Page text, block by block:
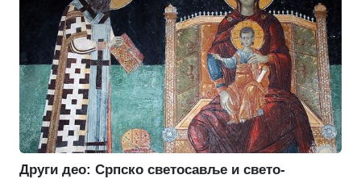
Други део: Српско светосавље и свето-